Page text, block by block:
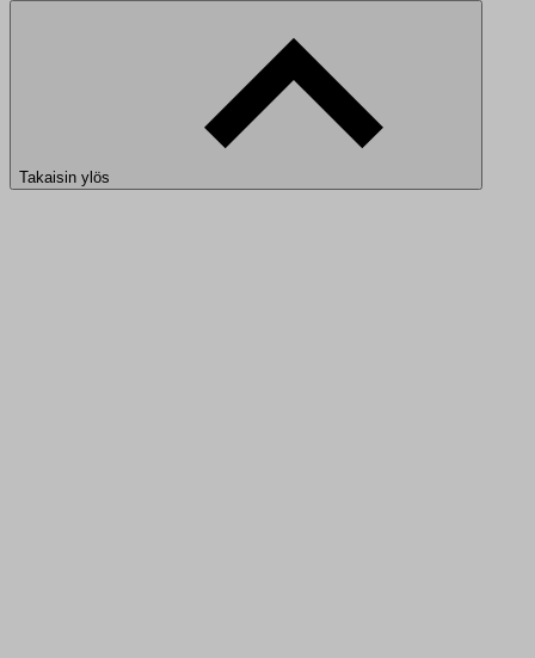
Takaisin ylös